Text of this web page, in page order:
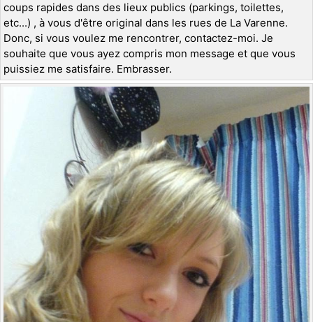
coups rapides dans des lieux publics (parkings, toilettes,
etc...) , à vous d'être original dans les rues de La Varenne.
Donc, si vous voulez me rencontrer, contactez-moi. Je
souhaite que vous ayez compris mon message et que vous
puissiez me satisfaire. Embrasser.